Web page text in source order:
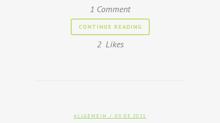
1 Comment
CONTINUE READING
2 Likes
ALLGEMEIN / 03.03.2021